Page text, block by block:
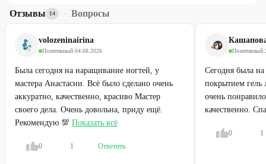
Отзывы 14 · Вопросы
volozeninairina
Позитивный·04.08.2026
Была сегодня на наращивание ногтей, у
мастера Анастасии. Всё было сделано очень
аккуратно, качественно, красиво Мастер
своего дела. Очень довольна, приду ещё.
Рекомендую 💯 Показать всё
0 1 Ответить
Позитивный·
Сегодня была
покрытием гель
очень
качественно.
0 1